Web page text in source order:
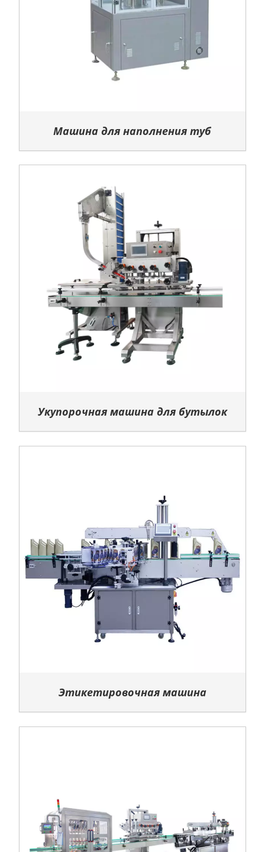
Машина для наполнения туб
Укупорочная машина для бутылок
Этикетировочная машина